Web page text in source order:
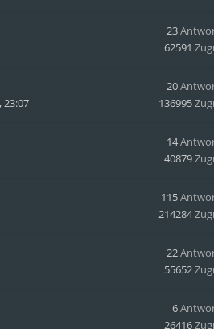
23
62591
23:07
20
136995
14
40879
115
214284
22
55652
6
26416